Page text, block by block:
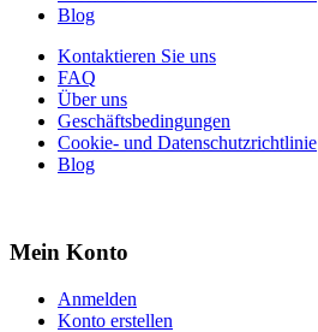
Blog
Kontaktieren Sie uns
FAQ
Über uns
Geschäftsbedingungen
Cookie- und Datenschutzrichtlinie
Blog
Mein Konto
Anmelden
Konto erstellen